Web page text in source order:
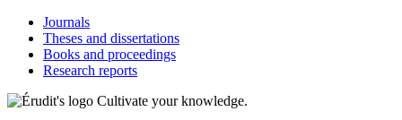
Journals
Theses and dissertations
Books and proceedings
Research reports
Cultivate your knowledge.